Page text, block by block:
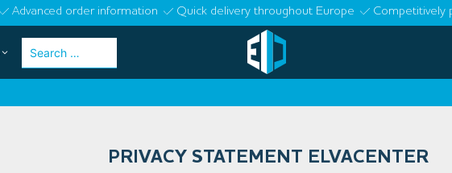
Advanced order information Quick delivery throughout Europe Competitively
Search
PRIVACY STATEMENT ELVACENTER